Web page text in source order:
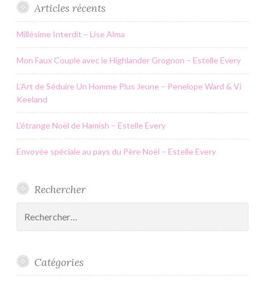
Articles récents
Millésime Interdit – Lise Alma
Mon Faux Couple avec le Highlander Grognon – Estelle Every
L’Art de Séduire Un Homme Plus Jeune – Penelope Ward & Vi
Keeland
L’étrange Noël de Hamish – Estelle Every
Envoyée spéciale au pays du Père Noël – Estelle Every
Rechercher
Catégories